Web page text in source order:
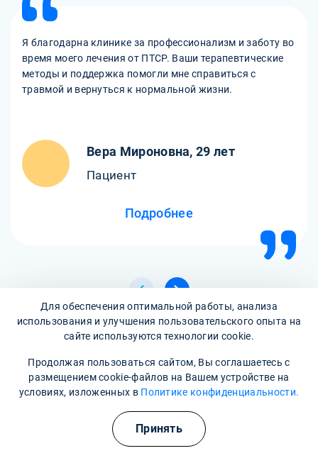
Я благодарна клинике за профессионализм и заботу во
время моего лечения от ПТСР. Ваши терапевтические
методы и поддержка помогли мне справиться с
травмой и вернуться к нормальной жизни.
Вера Мироновна, 29 лет
Пациент
Подробнее
Все отзывы
Написать отзыв
Часто задаваемые вопросы
Для обеспечения оптимальной работы, анализа
использования и улучшения пользовательского опыта на
сайте используются технологии cookie.
Продолжая пользоваться сайтом, Вы соглашаетесь с
размещением cookie-файлов на Вашем устройстве на
условиях, изложенных в Политике конфиденциальности.
Принять